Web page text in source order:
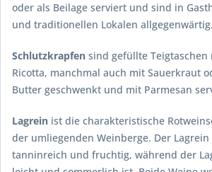
oder als Beilage serviert und sind in
und traditionellen Lokalen allgegenwärtig.
Schlutzkrapfen sind gefüllte
Ricotta, manchmal auch mit Sauerkraut
Butter geschwenkt und mit Parmesan
Lagrein ist die charakteristische
der umliegenden Weinberge. Der
tanninreich und fruchtig, während der